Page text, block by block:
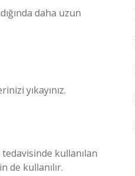
daha uzun
yıkayınız.
kullanılan
de kullanılır.